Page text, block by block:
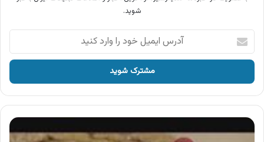
شوید.
آدرس
ایمیل
خود
وارد
کنید
آگهی
باسلام